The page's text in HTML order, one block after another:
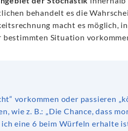
behandelt es die
macht es möglich,
bestimmten Situation
vorkommen oder passieren
wie z. B.: „Die Chance, dass
eine 6 beim Würfeln erhalte